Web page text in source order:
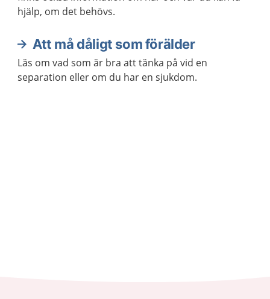
hjälp, om det behövs.
Att må dåligt som förälder
Läs om vad som är bra att tänka på vid en
separation eller om du har en sjukdom.